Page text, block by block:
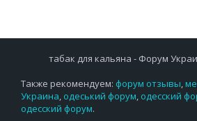
табак для кальяна - Форум
Также рекомендуем: форум отзывы,
Украина, одеський форум, одесский
одесский форум.